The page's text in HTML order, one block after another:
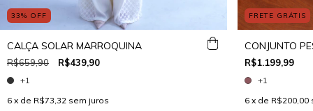
33% OFF
CALÇA SOLAR MARROQUINA
R$659,90 R$439,90
+1
6 x de R$73,32 sem juros
FRETE GRÁTIS
CONJUNTO
R$1.199,99
+1
6 x de R$200,00